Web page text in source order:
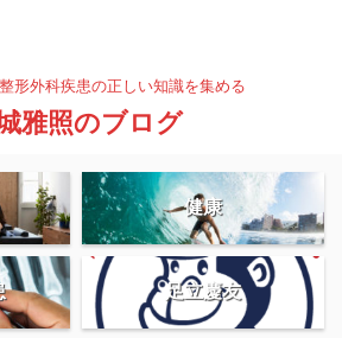
形外科疾患の正しい知識を集める
雅照のブログ
健康
足立慶友